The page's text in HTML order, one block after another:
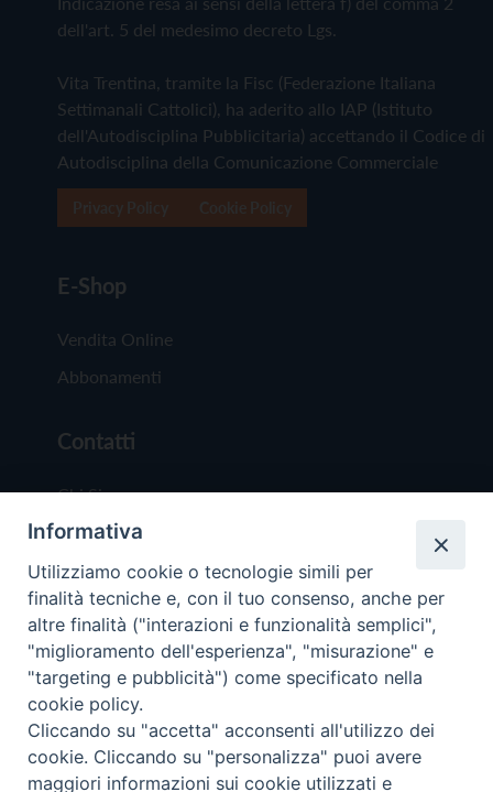
dell'art. 5 del medesimo decreto Lgs.
Vita Trentina, tramite la Fisc (Federazione Italiana
Settimanali Cattolici), ha aderito allo IAP (Istituto
dell'Autodisciplina Pubblicitaria) accettando il Codice di
Autodisciplina della Comunicazione Commerciale
E-Shop
Vendita Online
Abbonamenti
Contatti
Chi Siamo
Redazione
Scrivici
Copyright © 2019 - Tutti i diritti riservati - Vita
Trentina Editrice
Informativa
Utilizziamo cookie o tecnologie simili per
finalità tecniche e, con il tuo consenso, anche per
altre finalità ("interazioni e funzionalità semplici",
"miglioramento dell'esperienza", "misurazione" e
"targeting e pubblicità") come specificato nella
cookie policy.
Cliccando su "accetta" acconsenti all'utilizzo dei
cookie. Cliccando su "personalizza" puoi avere
maggiori informazioni sui cookie utilizzati e